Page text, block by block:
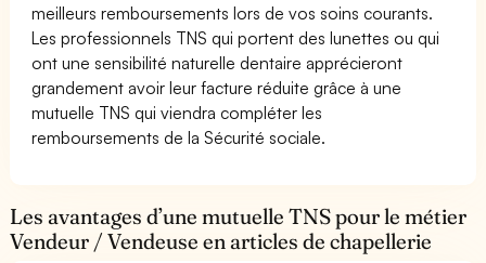
meilleurs remboursements lors de vos soins courants.
Les professionnels TNS qui portent des lunettes ou qui
ont une sensibilité naturelle dentaire apprécieront
grandement avoir leur facture réduite grâce à une
mutuelle TNS qui viendra compléter les
remboursements de la Sécurité sociale.
Les avantages d’une mutuelle TNS pour le métier
Vendeur / Vendeuse en articles de chapellerie